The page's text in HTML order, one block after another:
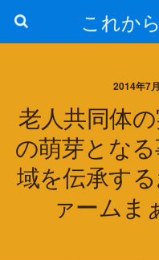
これか
2014年7
老人共同体
の萌芽とな
域を伝承す
ァームま